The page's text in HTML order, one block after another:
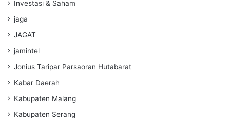
Investasi & Saham
jaga
JAGAT
jamintel
Jonius Taripar Parsaoran Hutabarat
Kabar Daerah
Kabupaten Malang
Kabupaten Serang